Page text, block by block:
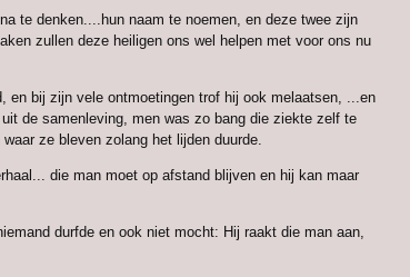
te denken....hun naam te noemen, en deze twee zijn
zullen deze heiligen ons wel helpen met voor ons nu
en bij zijn vele ontmoetingen trof hij ook melaatsen, ...en
de samenleving, men was zo bang die ziekte zelf te
ze bleven zolang het lijden duurde.
die man moet op afstand blijven en hij kan maar
durfde en ook niet mocht: Hij raakt die man aan,